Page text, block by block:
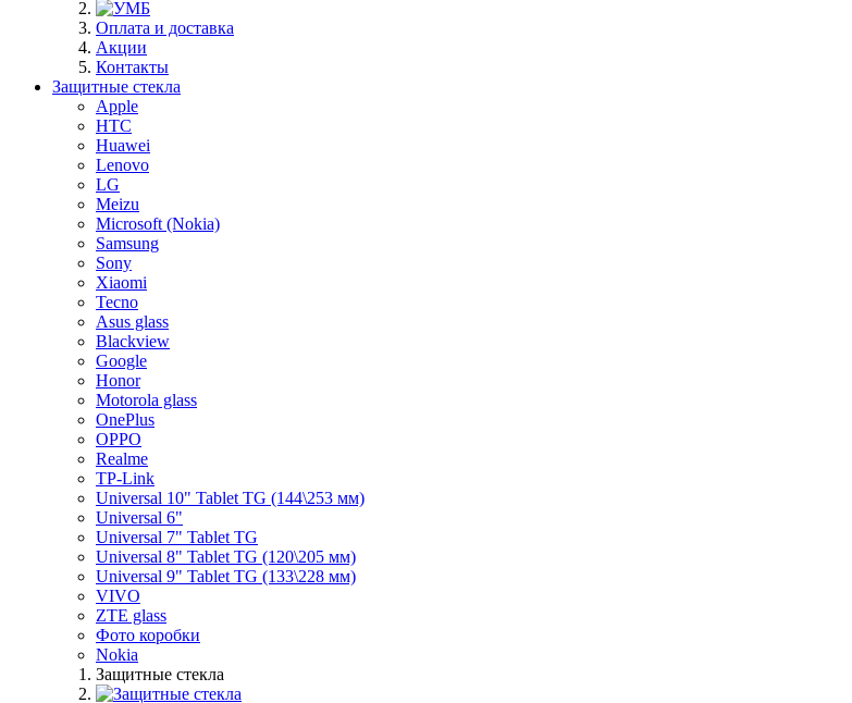
Оплата и доставка
Акции
Контакты
Защитные стекла
Apple
HTC
Huawei
Lenovo
LG
Meizu
Microsoft (Nokia)
Samsung
Sony
Xiaomi
Tecno
Asus glass
Blackview
Google
Honor
Motorola glass
OnePlus
OPPO
Realme
TP-Link
Universal 10" Tablet TG (144\253 мм)
Universal 6"
Universal 7" Tablet TG
Universal 8" Tablet TG (120\205 мм)
Universal 9" Tablet TG (133\228 мм)
VIVO
ZTE glass
Фото коробки
Nokia
Защитные стекла